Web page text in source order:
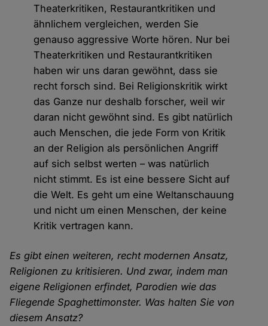
Theaterkritiken, Restaurantkritiken und
ähnlichem vergleichen, werden Sie
genauso aggressive Worte hören. Nur bei
Theaterkritiken und Restaurantkritiken
haben wir uns daran gewöhnt, dass sie
recht forsch sind. Bei Religionskritik wirkt
das Ganze nur deshalb forscher, weil wir
daran nicht gewöhnt sind. Es gibt natürlich
auch Menschen, die jede Form von Kritik
an der Religion als persönlichen Angriff
auf sich selbst werten – was natürlich
nicht stimmt. Es ist eine bessere Sicht auf
die Welt. Es geht um eine Weltanschauung
und nicht um einen Menschen, der keine
Kritik vertragen kann.
Es gibt einen weiteren, recht modernen Ansatz,
Religionen zu kritisieren. Und zwar, indem man
eigene Religionen erfindet, Parodien wie das
Fliegende Spaghettimonster. Was halten Sie von
diesem Ansatz?